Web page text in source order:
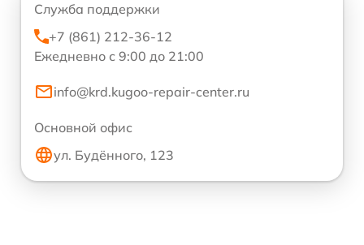
Служба поддержки
+7 (861) 212-36-12
Ежедневно с 9:00 до 21:00
info@krd.kugoo-repair-center.ru
Основной офис
ул. Будённого, 123